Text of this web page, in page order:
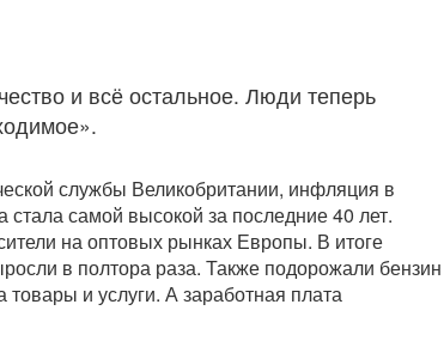
и всё остальное. Люди теперь
службы Великобритании, инфляция в
самой высокой за последние 40 лет.
на оптовых рынках Европы. В итоге
в полтора раза. Также подорожали бензин
и услуги. А заработная плата